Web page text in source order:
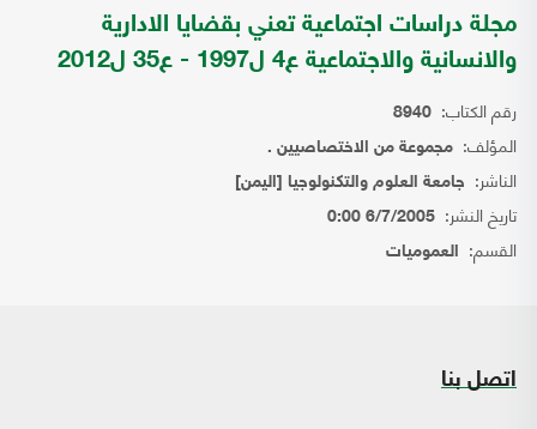
مجلة دراسات اجتماعية تعني بقضايا الادارية
والانسانية والاجتماعية ع4 ل1997 - ع35 ل2012
رقم الكتاب: 8940
المؤلف: مجموعة من الاختصاصيين .
الناشر: جامعة العلوم والتكنولوجيا [اليمن]
تاريخ النشر: 6/7/2005 0:00
القسم: العموميات
اتصل بنا